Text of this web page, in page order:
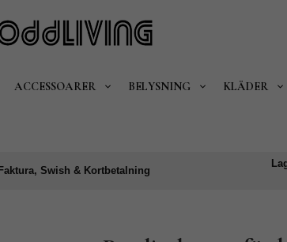
ACCESSOARER BELYSNING KLÄDER
Faktura, Swish & Kortbetalning